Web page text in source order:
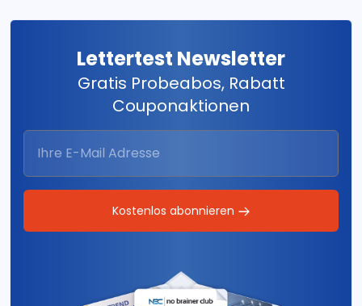
Lettertest Newsletter
Gratis Probeabos, Rabatt
Couponaktionen
Kostenlos abonnieren